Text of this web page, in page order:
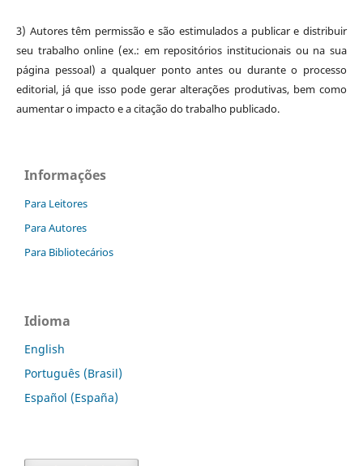
3) Autores têm permissão e são estimulados a publicar e distribuir
seu trabalho online (ex.: em repositórios institucionais ou na sua
página pessoal) a qualquer ponto antes ou durante o processo
editorial, já que isso pode gerar alterações produtivas, bem como
aumentar o impacto e a citação do trabalho publicado.
Informações
Para Leitores
Para Autores
Para Bibliotecários
Idioma
English
Português (Brasil)
Español (España)